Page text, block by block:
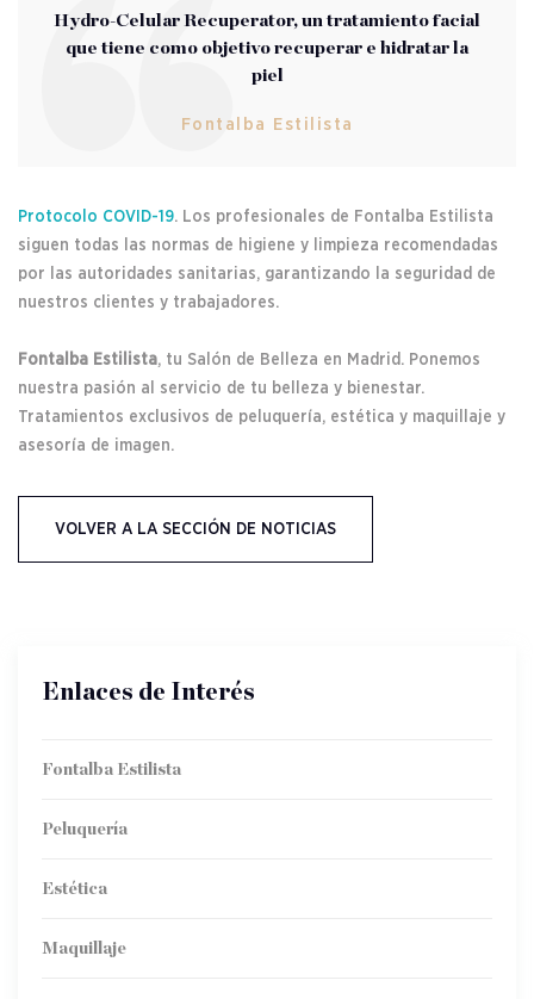
Hydro-Celular Recuperator, un tratamiento facial
que tiene como objetivo recuperar e hidratar la
piel
Fontalba Estilista
Protocolo COVID-19. Los profesionales de Fontalba Estilista
siguen todas las normas de higiene y limpieza recomendadas
por las autoridades sanitarias, garantizando la seguridad de
nuestros clientes y trabajadores.
Fontalba Estilista, tu Salón de Belleza en Madrid. Ponemos
nuestra pasión al servicio de tu belleza y bienestar.
Tratamientos exclusivos de peluquería, estética y maquillaje y
asesoría de imagen.
VOLVER A LA SECCIÓN DE NOTICIAS
Enlaces de Interés
Fontalba Estilista
Peluquería
Estética
Maquillaje